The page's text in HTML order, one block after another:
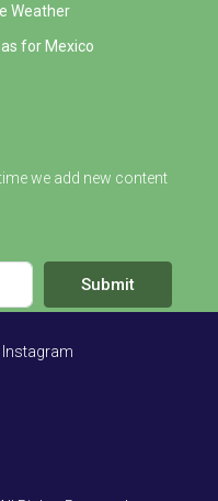
Weather
for Mexico
we add new content
Submit
Instagram